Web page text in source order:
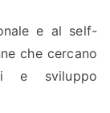
e al self-
che cercano
e sviluppo